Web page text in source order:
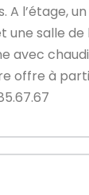
A l’étage,
une salle
avec
offre à